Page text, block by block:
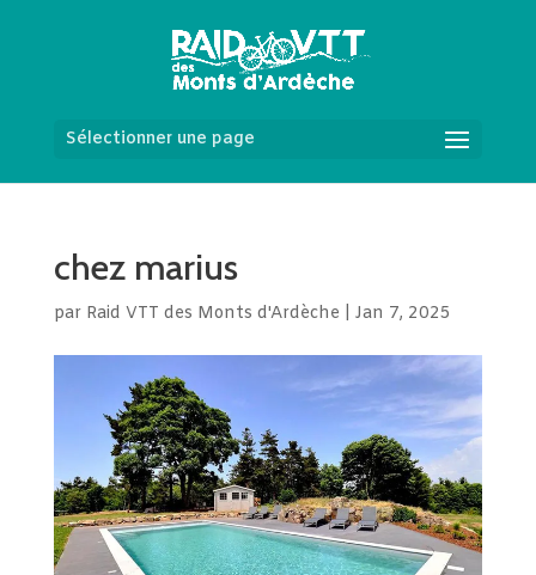
Sélectionner une page
chez marius
par Raid VTT des Monts d'Ardèche Jan 7, 2025